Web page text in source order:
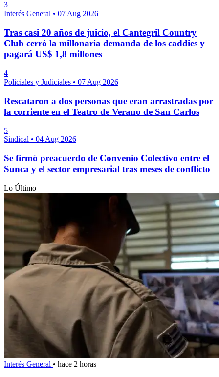
3
Interés General • 07 Aug 2026
Tras casi 20 años de juicio, el Cantegril Country
Club cerró la millonaria demanda de los caddies y
pagará US$ 1,8 millones
4
Policiales y Judiciales • 07 Aug 2026
Rescataron a dos personas que eran arrastradas por
la corriente en el Teatro de Verano de San Carlos
5
Sindical • 04 Aug 2026
Se firmó preacuerdo de Convenio Colectivo entre el
Sunca y el sector empresarial tras meses de conflicto
Lo Último
Interés General • hace 2 horas